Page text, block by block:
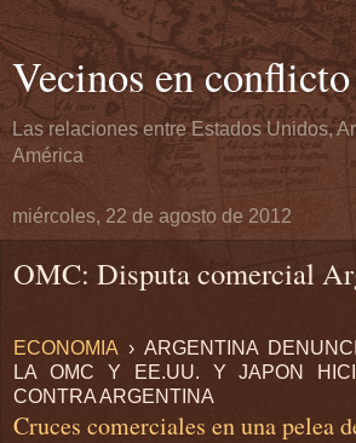
Vecinos en conflicto
Las relaciones entre Estados Unidos,
América
miércoles, 22 de agosto de 2012
OMC: Disputa comercial
ECONOMIA › ARGENTINA
LA OMC Y EE.UU. Y JAPON
CONTRA ARGENTINA
Cruces comerciales en una pelea